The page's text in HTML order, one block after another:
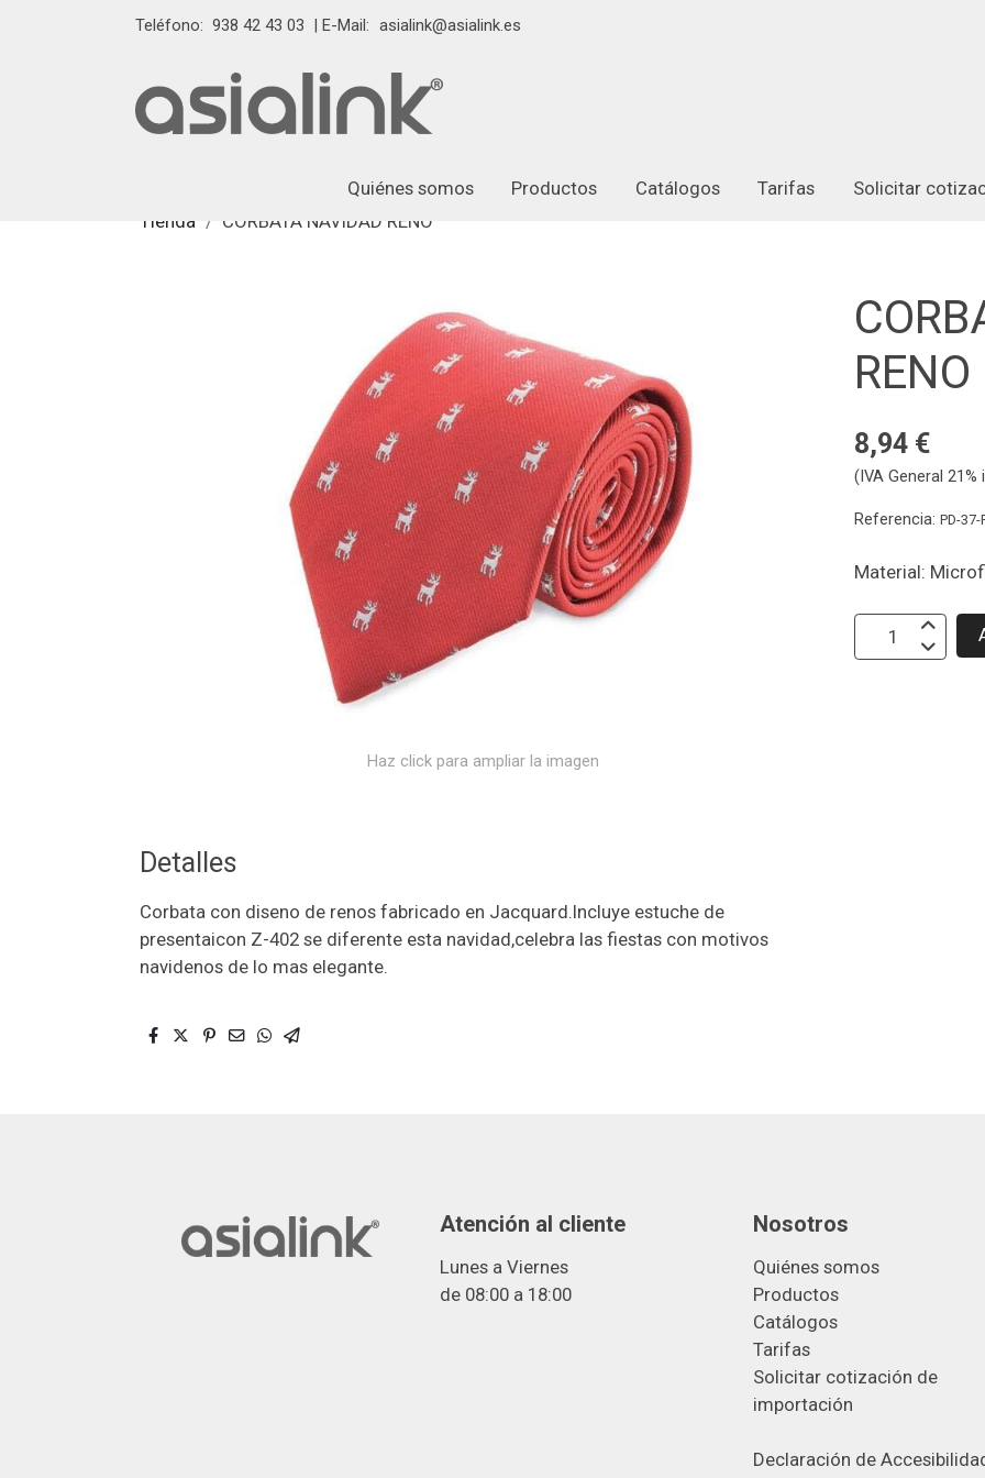
Teléfono: 938 42 43 03 | E-Mail: asialink@asialink.es
Quiénes somos Productos Catálogos Tarifas Solicitar
Tienda
CORBATA NAVIDAD RENO
Haz click para ampliar la imagen
Detalles
Corbata con diseno de renos fabricado en Jacquard.Incluye estuche de
presentaicon Z-402 se diferente esta navidad,celebra las fiestas con motivos
navidenos de lo mas elegante.
RENO
8,94 €
(IVA General 21%
Referencia:PD-37-
Material:
Atención al cliente
Lunes a Viernes
de 08:00 a 18:00
Nosotros
Quiénes somos
Productos
Catálogos
Tarifas
Solicitar cotización de
importación
Declaración de